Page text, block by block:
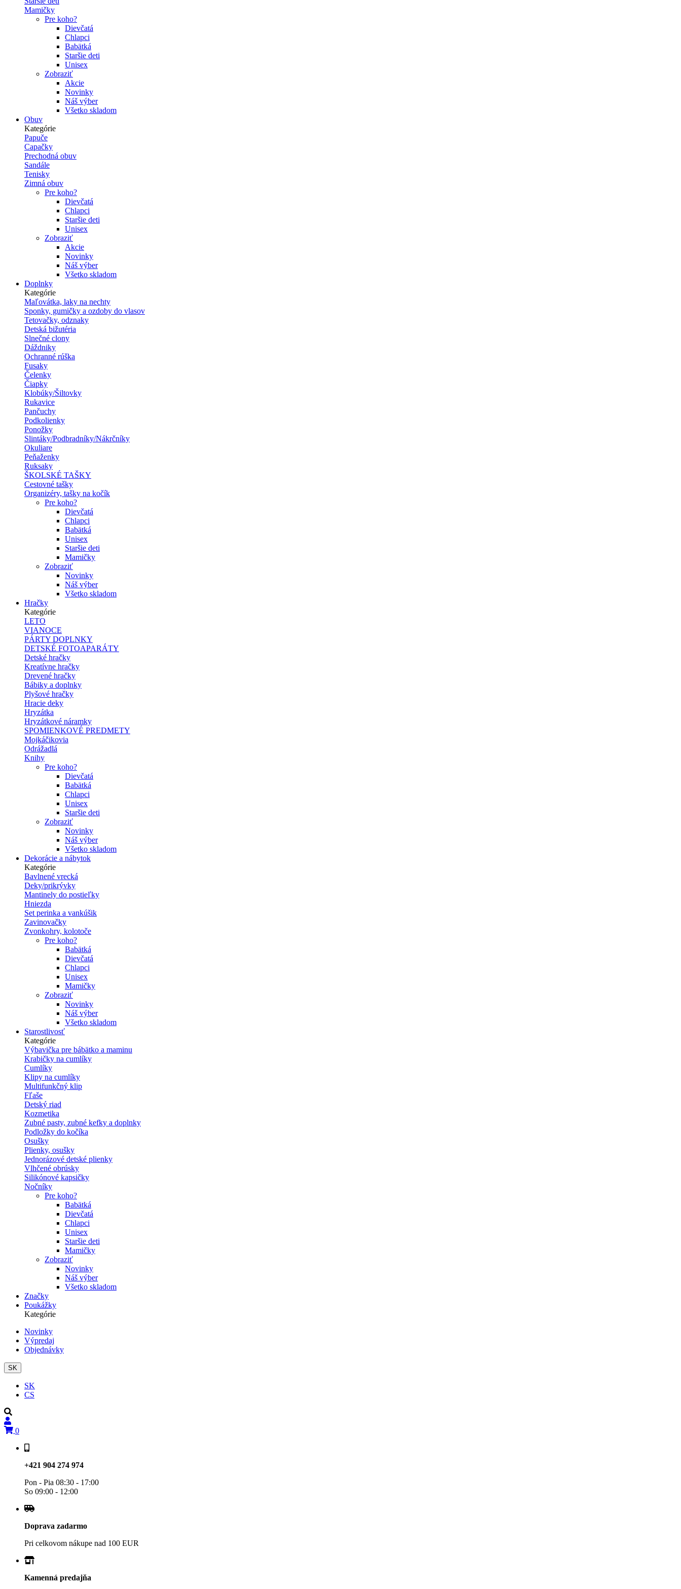
Mamičky
Pre koho?
Dievčatá
Chlapci
Babätká
Staršie deti
Unisex
Zobraziť
Akcie
Novinky
Náš výber
Všetko skladom
Obuv
Kategórie
Papuče
Capačky
Prechodná obuv
Sandále
Tenisky
Zimná obuv
Pre koho?
Dievčatá
Chlapci
Staršie deti
Unisex
Zobraziť
Akcie
Novinky
Náš výber
Všetko skladom
Doplnky
Kategórie
Maľovátka, laky na nechty
Sponky, gumičky a ozdoby do vlasov
Tetovačky, odznaky
Detská bižutéria
Slnečné clony
Dáždniky
Ochranné rúška
Fusaky
Čelenky
Čiapky
Klobúky/Šiltovky
Rukavice
Pančuchy
Podkolienky
Ponožky
Slintáky/Podbradníky/Nákrčníky
Okuliare
Peňaženky
Ruksaky
ŠKOLSKÉ TAŠKY
Cestovné tašky
Organizéry, tašky na kočík
Pre koho?
Dievčatá
Chlapci
Babätká
Unisex
Staršie deti
Mamičky
Zobraziť
Novinky
Náš výber
Všetko skladom
Hračky
Kategórie
LETO
VIANOCE
PÁRTY DOPLNKY
DETSKÉ FOTOAPARÁTY
Detské hračky
Kreatívne hračky
Drevené hračky
Bábiky a doplnky
Plyšové hračky
Hracie deky
Hryzátka
Hryzátkové náramky
SPOMIENKOVÉ PREDMETY
Mojkáčikovia
Odrážadlá
Knihy
Pre koho?
Dievčatá
Babätká
Chlapci
Unisex
Staršie deti
Zobraziť
Novinky
Náš výber
Všetko skladom
Dekorácie a nábytok
Kategórie
Bavlnené vrecká
Deky/prikrývky
Mantinely do postieľky
Hniezda
Set perinka a vankúšik
Zavinovačky
Zvonkohry, kolotoče
Pre koho?
Babätká
Dievčatá
Chlapci
Unisex
Mamičky
Zobraziť
Novinky
Náš výber
Všetko skladom
Starostlivosť
Kategórie
Výbavička pre bábätko a maminu
Krabičky na cumlíky
Cumlíky
Klipy na cumlíky
Multifunkčný klip
Fľaše
Detský riad
Kozmetika
Zubné pasty, zubné kefky a doplnky
Podložky do kočíka
Osušky
Plienky, osušky
Jednorázové detské plienky
Vlhčené obrúsky
Silikónové kapsičky
Nočníky
Pre koho?
Babätká
Dievčatá
Chlapci
Unisex
Staršie deti
Mamičky
Zobraziť
Novinky
Náš výber
Všetko skladom
Značky
Poukážky
Kategórie
Secondary
navigation
Novinky
Výpredaj
Objednávky
SK
SK
CS
0
+421 904 274 974
Pon - Pia 08:30 - 17:00
So 09:00 - 12:00
Doprava zadarmo
Pri celkovom nákupe nad 100 EUR
Kamenná predajňa